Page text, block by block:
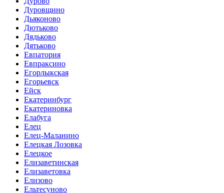
Дуровщино
Дьяконово
Дютьково
Дядьково
Дятьково
Евпатория
Евпраксино
Егорлыкская
Егорьевск
Ейск
Екатеринбург
Екатериновка
Елабуга
Елец
Елец-Маланино
Елецкая Лозовка
Елецкое
Елизаветинская
Елизаветовка
Елизово
Ельтесуново